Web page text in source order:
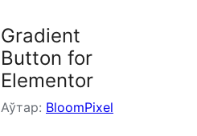
Gradient
Button for
Elementor
Аўтар: BloomPixel